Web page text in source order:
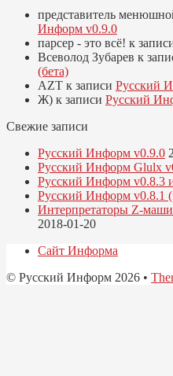
представитель
Информ v0.9.0
парсер - это всё! к
Всеволод Зубарев к
(бета)
AZT к записи Русский
Ж) к записи Русский
Свежие записи
Русский Информ v0.9.0
Русский Информ Glulx
Русский Информ v0.8.3
Русский Информ v0.8.1
Интерпретаторы Z-
2018-01-20
Сайт Информа
© Русский Информ 2026 •